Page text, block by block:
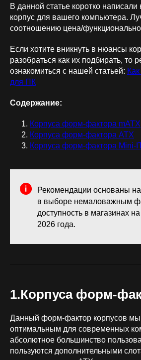
В данной статье коротко написали
корпус для вашего компьютера.
соотношению цена/
Если хотите вникнуть в нюансы
разобраться как их подбирать, то
ознакомиться с нашей статьей:
для ПК
Содержание:
Корпуса форм-фактора mATX
Корпуса форм-фактора ATX
Корпуса форм-фактора Mini-
Рекомендации основаны
в выборе немаловажным
доступность в магазинах
2026 года.
1.Корпуса форм-
Данный форм-фактор корпусов мы
оптимальным для современных
абсолютное большинство
пользуются дополнительными